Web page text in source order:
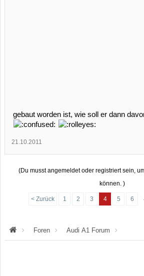
gebaut worden ist, wie soll er dann
21.10.2011
(Du musst angemeldet oder registriert sein,
können. )
< Zurück 1 2 3 4 5 6
Foren Audi A1 Forum